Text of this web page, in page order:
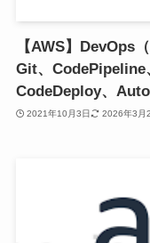
【AWS】DevOps
Git、CodePipeline
CodeDeploy、
2021年10月3日 2026年3月